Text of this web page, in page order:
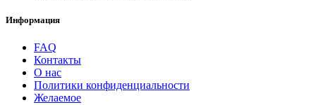
Информация
FAQ
Контакты
О нас
Политики конфиденциальности
Желаемое